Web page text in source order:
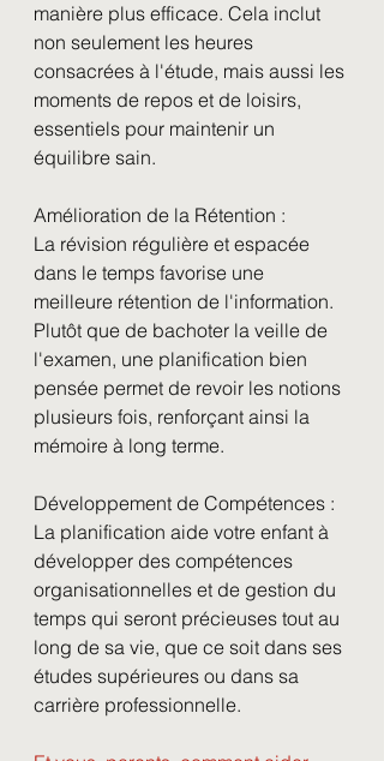
manière plus efficace. Cela inclut
non seulement les heures
consacrées à l'étude, mais aussi les
moments de repos et de loisirs,
essentiels pour maintenir un
équilibre sain.
Amélioration de la Rétention :
La révision régulière et espacée
dans le temps favorise une
meilleure rétention de l'information.
Plutôt que de bachoter la veille de
l'examen, une planification bien
pensée permet de revoir les notions
plusieurs fois, renforçant ainsi la
mémoire à long terme.
Développement de Compétences :
La planification aide votre enfant à
développer des compétences
organisationnelles et de gestion du
temps qui seront précieuses tout au
long de sa vie, que ce soit dans ses
études supérieures ou dans sa
carrière professionnelle.